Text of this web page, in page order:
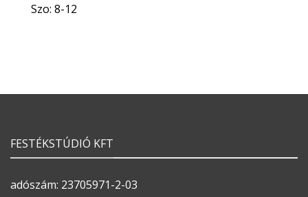
Szo: 8-12
FESTÉKSTÚDIÓ KFT
adószám: 23705971-2-03